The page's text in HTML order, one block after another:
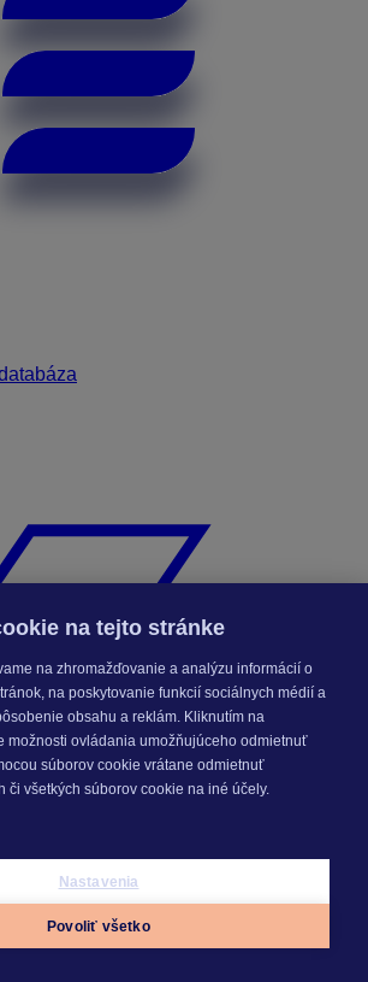
ponúk
na tejto stránke
na zhromažďovanie a analýzu informácií o
na poskytovanie funkcií sociálnych médií a
obsahu a reklám. Kliknutím na
možnosti ovládania umožňujúceho odmietnuť
súborov cookie vrátane odmietnuť
či všetkých súborov cookie na iné účely.
Nastavenia
Povoliť všetko